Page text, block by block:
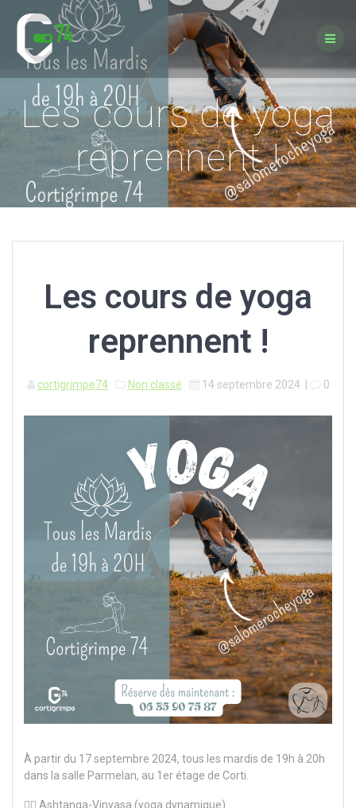
Passer
au
contenu
Les cours de yoga
reprennent !
Les cours de yoga
reprennent !
cortigrimpe74 Non classé 14 septembre 2024 0
À partir du 17 septembre 2024, tous les mardis de 19h à 20h
dans la salle Parmelan, au 1er étage de Corti.
🧘‍♀️ Ashtanga-Vinyasa (yoga dynamique)